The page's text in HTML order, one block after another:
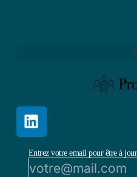
Entrez votre email pour être à